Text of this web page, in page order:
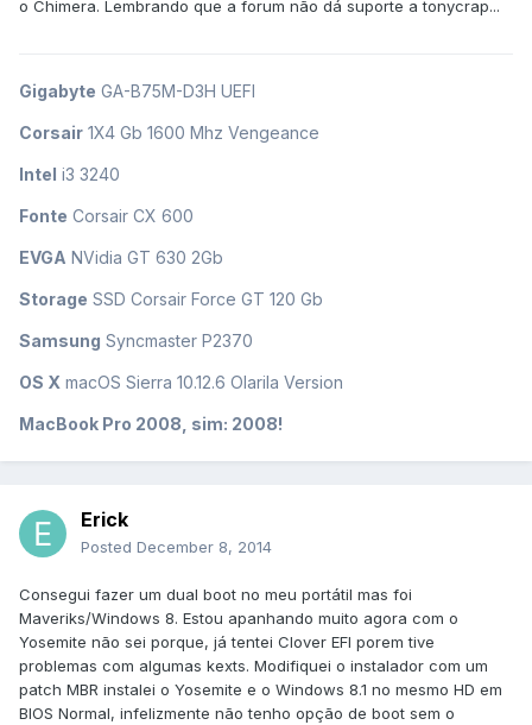
o Chimera. Lembrando que a forum não dá suporte a tonycrap...
Gigabyte GA-B75M-D3H UEFI
Corsair 1X4 Gb 1600 Mhz Vengeance
Intel i3 3240
Fonte Corsair CX 600
EVGA NVidia GT 630 2Gb
Storage SSD Corsair Force GT 120 Gb
Samsung Syncmaster P2370
OS X macOS Sierra 10.12.6 Olarila Version
MacBook Pro 2008, sim: 2008!
Erick
Posted December 8, 2014
Consegui fazer um dual boot no meu portátil mas foi
Maveriks/Windows 8. Estou apanhando muito agora com o
Yosemite não sei porque, já tentei Clover EFI porem tive
problemas com algumas kexts. Modifiquei o instalador com um
patch MBR instalei o Yosemite e o Windows 8.1 no mesmo HD em
BIOS Normal, infelizmente não tenho opção de boot sem o